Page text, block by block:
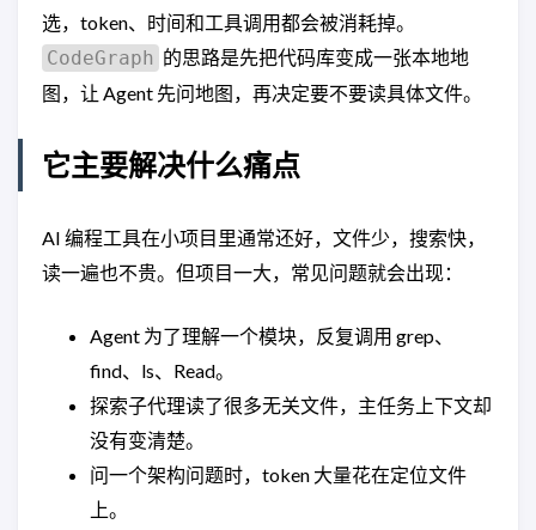
选，token、时间和工具调用都会被消耗掉。
CodeGraph 的思路是先把代码库变成一张本地地
图，让 Agent 先问地图，再决定要不要读具体文件。
它主要解决什么痛点
AI 编程工具在小项目里通常还好，文件少，搜索快，
读一遍也不贵。但项目一大，常见问题就会出现：
Agent 为了理解一个模块，反复调用 grep、
find、ls、Read。
探索子代理读了很多无关文件，主任务上下文却
没有变清楚。
问一个架构问题时，token 大量花在定位文件
上。